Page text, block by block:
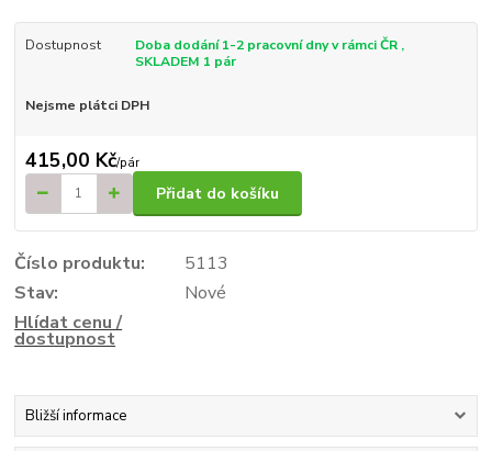
Dostupnost
Doba dodání 1-2 pracovní dny v rámci ČR ,
SKLADEM 1 pár
Nejsme plátci DPH
415,00 Kč/pár
Přidat do košíku
Číslo produktu:
5113
Stav:
Nové
Hlídat cenu /
dostupnost
Bližší informace